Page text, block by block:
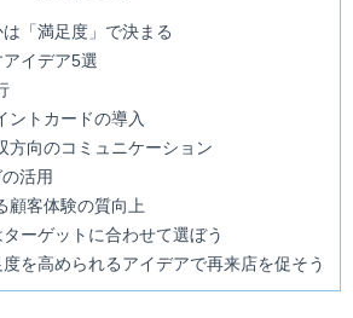
「満足度」で決まる
イデア5選
ントカードの導入
方向のコミュニケーション
活用
顧客体験の質向上
ーゲットに合わせて選ぼう
を高められるアイデアで再来店を促そう